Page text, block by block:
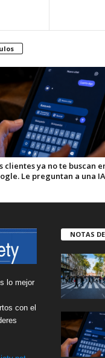
clientes ya no te buscan
Le preguntan a una
lo mejor
con el
NOTAS